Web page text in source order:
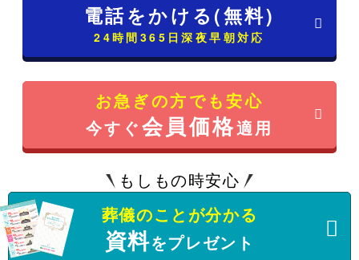
電話をかける(無料)
24時間365日深夜早朝対応
お急ぎの方でも安心
今すぐ会員価格適用
もしもの時安心
葬儀のことが分かる
資料をプレゼント